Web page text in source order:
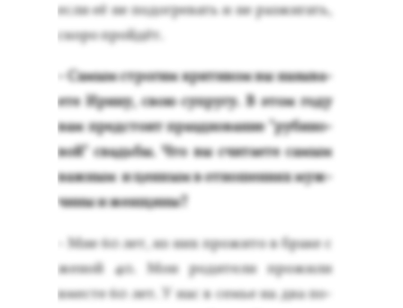
ес­ли её не по­дог­ре­вать и не раз­жи­гать,
ско­ро прой­дёт.
- Са­мым стро­гим кри­тиком вы на­зыва­
ете Ири­ну, свою суп­ру­гу. В этом го­ду
вам пред­сто­ит праз­дно­вание "ру­бино­
вой" свадь­бы. Что вы счи­та­ете са­мым
важ­ным и цен­ным в от­но­шени­ях муж­
чи­ны и жен­щи­ны?
- Мне 60 лет, из них про­жито в бра­ке с
же­ной 40. Мои ро­дите­ли про­жили
вмес­те 60 лет. У нас в семье на два по­